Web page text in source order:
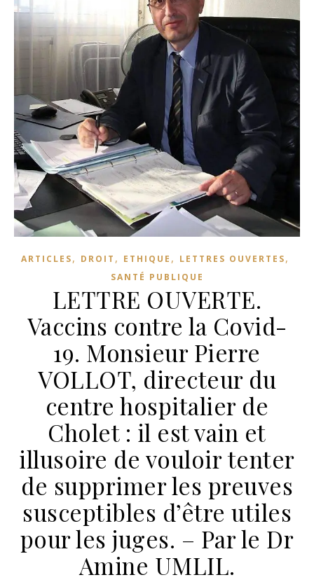
ARTICLES, DROIT , ETHIQUE , LETTRES OUVERTES,
SANTÉ PUBLIQUE
LETTRE OUVERTE.
Vaccins contre la Covid-
19. Monsieur Pierre
VOLLOT, directeur du
centre hospitalier de
Cholet : il est vain et
illusoire de vouloir tenter
de supprimer les preuves
susceptibles d’être utiles
pour les juges. – Par le Dr
Amine UMLIL.